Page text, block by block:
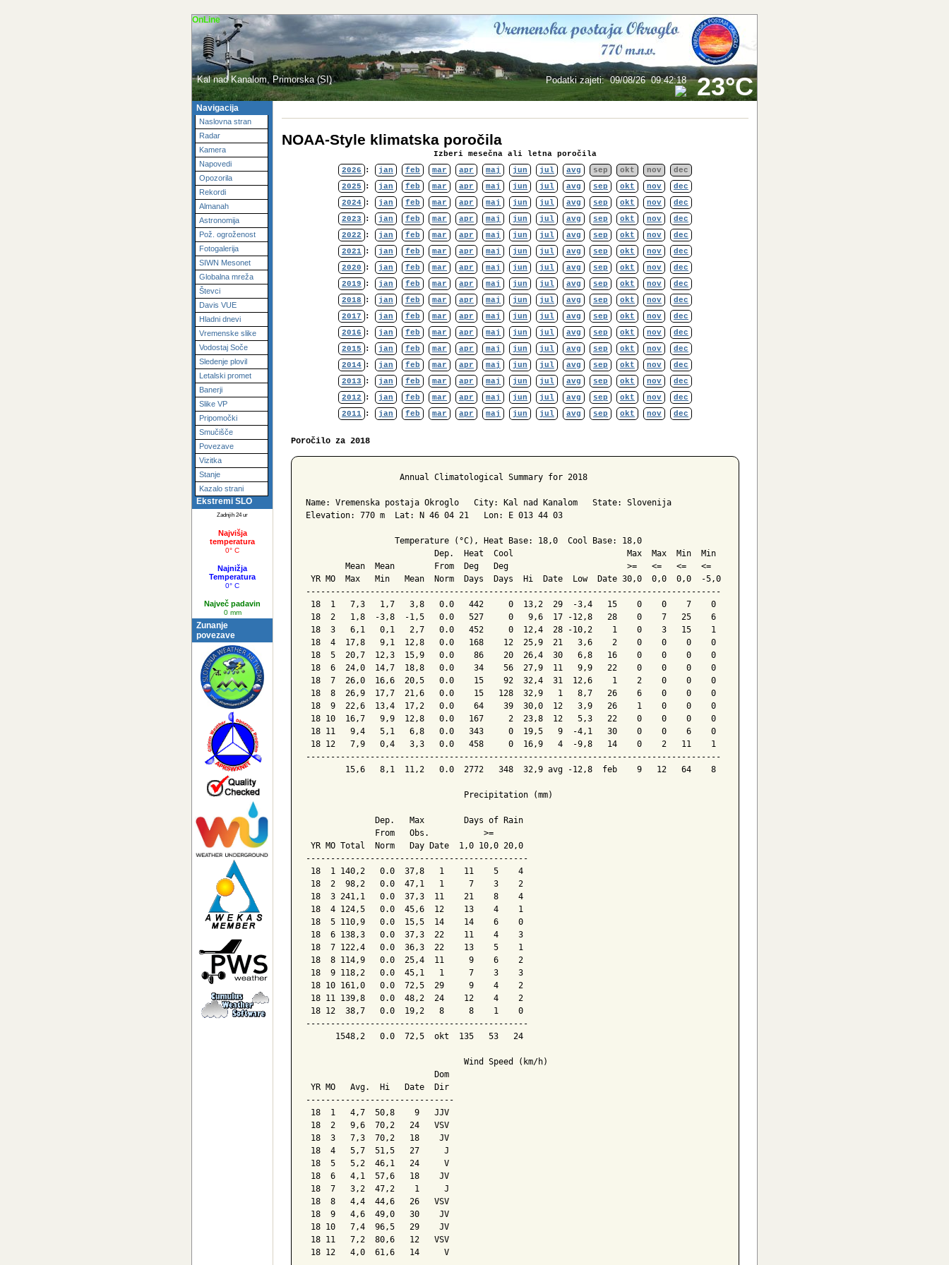
OnLine
23°C
Kal nad Kanalom, Primorska (SI) Podatki zajeti:09/08/26 09:42:18
Temperatura:
/hr
Navigacija
Naslovna stran
Radar
Kamera
Napovedi
Opozorila
Rekordi
Almanah
Astronomija
Pož. ogroženost
Fotogalerija
SIWN Mesonet
Globalna mreža
Števci
Davis VUE
Hladni dnevi
Vremenske slike
Vodostaj Soče
Sledenje plovil
Letalski promet
Banerji
Slike VP
Pripomočki
Smučišče
Povezave
Vizitka
Stanje
Kazalo strani
Ekstremi SLO
Zadnjih 24 ur
Najvišja
temperatura
0° C
Najnižja
Temperatura
0° C
Največ padavin
0 mm
Zunanje
povezave
NOAA-Style klimatska poročila
Izberi mesečna ali letna poročila
2026 : jan feb mar apr maj jun jul avg sep okt nov
dec
2025 : jan feb mar apr maj jun jul avg sep okt nov
dec
2024 : jan feb mar apr maj jun jul avg sep okt nov
dec
2023 : jan feb mar apr maj jun jul avg sep okt nov
dec
2022 : jan feb mar apr maj jun jul avg sep okt nov
dec
2021 : jan feb mar apr maj jun jul avg sep okt nov
dec
2020 : jan feb mar apr maj jun jul avg sep okt nov
dec
2019 : jan feb mar apr maj jun jul avg sep okt nov
dec
2018 : jan feb mar apr maj jun jul avg sep okt nov
dec
2017 : jan feb mar apr maj jun jul avg sep okt nov
dec
2016 : jan feb mar apr maj jun jul avg sep okt nov
dec
2015 : jan feb mar apr maj jun jul avg sep okt nov
dec
2014 : jan feb mar apr maj jun jul avg sep okt nov
dec
2013 : jan feb mar apr maj jun jul avg sep okt nov
dec
2012 : jan feb mar apr maj jun jul avg sep okt nov
dec
2011 : jan feb mar apr maj jun jul avg sep okt nov dec
Poročilo za 2018
                   Annual Climatological Summary for 2018
Name: Vremenska postaja Okroglo   City: Kal nad Kanalom   State: Slovenija
Elevation: 770 m  Lat: N 46 04 21   Lon: E 013 44 03
                  Temperature (°C), Heat Base: 18,0  Cool Base: 18,0
                          Dep.  Heat  Cool                       Max  Max  Min  Min
        Mean  Mean        From  Deg   Deg                        >=   <=   <=   <=
YR MO  Max   Min   Mean  Norm  Days  Days  Hi  Date  Low  Date 30,0  0,0  0,0  -5,0
------------------------------------------------------------------------------------
18  1   7,3   1,7   3,8   0.0   442     0  13,2  29  -3,4   15    0    0    7    0
18  2   1,8  -3,8  -1,5   0.0   527     0   9,6  17 -12,8   28    0    7   25    6
18  3   6,1   0,1   2,7   0.0   452     0  12,4  28 -10,2    1    0    3   15    1
18  4  17,8   9,1  12,8   0.0   168    12  25,9  21   3,6    2    0    0    0    0
18  5  20,7  12,3  15,9   0.0    86    20  26,4  30   6,8   16    0    0    0    0
18  6  24,0  14,7  18,8   0.0    34    56  27,9  11   9,9   22    0    0    0    0
18  7  26,0  16,6  20,5   0.0    15    92  32,4  31  12,6    1    2    0    0    0
18  8  26,9  17,7  21,6   0.0    15   128  32,9   1   8,7   26    6    0    0    0
18  9  22,6  13,4  17,2   0.0    64    39  30,0  12   3,9   26    1    0    0    0
18 10  16,7   9,9  12,8   0.0   167     2  23,8  12   5,3   22    0    0    0    0
18 11   9,4   5,1   6,8   0.0   343     0  19,5   9  -4,1   30    0    0    6    0
18 12   7,9   0,4   3,3   0.0   458     0  16,9   4  -9,8   14    0    2   11    1
------------------------------------------------------------------------------------
        15,6   8,1  11,2   0.0  2772   348  32,9 avg -12,8  feb    9   12   64    8
                                Precipitation (mm)
              Dep.   Max        Days of Rain
              From   Obs.           >=
YR MO Total  Norm   Day Date  1,0 10,0 20,0
---------------------------------------------
18  1 140,2   0.0  37,8   1    11    5    4
18  2  98,2   0.0  47,1   1     7    3    2
18  3 241,1   0.0  37,3  11    21    8    4
18  4 124,5   0.0  45,6  12    13    4    1
18  5 110,9   0.0  15,5  14    14    6    0
18  6 138,3   0.0  37,3  22    11    4    3
18  7 122,4   0.0  36,3  22    13    5    1
18  8 114,9   0.0  25,4  11     9    6    2
18  9 118,2   0.0  45,1   1     7    3    3
18 10 161,0   0.0  72,5  29     9    4    2
18 11 139,8   0.0  48,2  24    12    4    2
18 12  38,7   0.0  19,2   8     8    1    0
---------------------------------------------
      1548,2   0.0  72,5  okt  135   53   24
                                Wind Speed (km/h)
                          Dom
YR MO   Avg.  Hi   Date  Dir
------------------------------
18  1   4,7  50,8    9   JJV
18  2   9,6  70,2   24   VSV
18  3   7,3  70,2   18    JV
18  4   5,7  51,5   27     J
18  5   5,2  46,1   24     V
18  6   4,1  57,6   18    JV
18  7   3,2  47,2    1     J
18  8   4,4  44,6   26   VSV
18  9   4,6  49,0   30    JV
18 10   7,4  96,5   29    JV
18 11   7,2  80,6   12   VSV
18 12   4,0  61,6   14     V